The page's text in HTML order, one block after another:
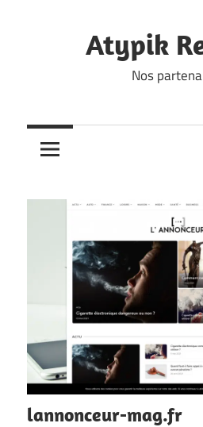
Atypik
Nos
lannonceur-mag.fr